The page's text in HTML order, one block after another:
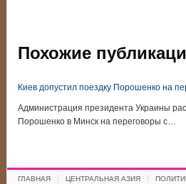
Похожие
Киев допустил поездку Порошенко на
Администрация президента Украины
Порошенко в Минск на переговоры с…
ГЛАВНАЯ ЦЕНТРАЛЬНАЯ АЗИЯ